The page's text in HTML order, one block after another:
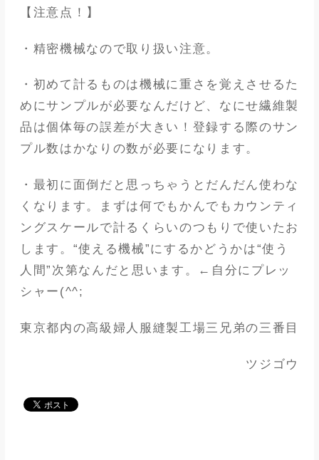
【注意点！】
・精密機械なので取り扱い注意。
・初めて計るものは機械に重さを覚えさせるた
めにサンプルが必要なんだけど、なにせ繊維製
品は個体毎の誤差が大きい！登録する際のサン
プル数はかなりの数が必要になります。
・最初に面倒だと思っちゃうとだんだん使わな
くなります。まずは何でもかんでもカウンティ
ングスケールで計るくらいのつもりで使いたお
します。“使える機械”にするかどうかは“使う
人間”次第なんだと思います。←自分にプレッ
シャー(^^;
東京都内の高級婦人服縫製工場三兄弟の三番目
ツジゴウ